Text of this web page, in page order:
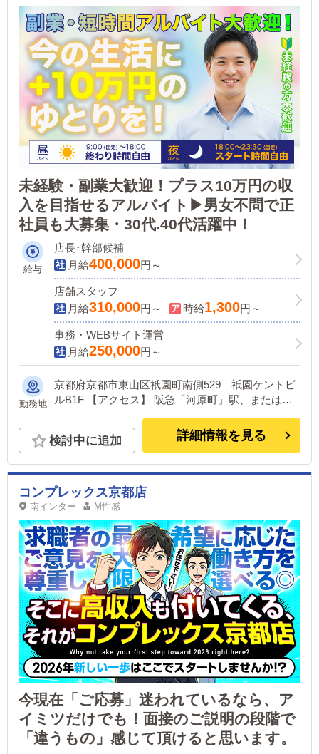
未経験・副業大歓迎！プラス10万円の収
入を目指せるアルバイト▶男女不問で正
社員も大募集・30代.40代活躍中！
給与
店長･幹部候補
月給400,000円～
店舗スタッフ
月給310,000円～ 時給1,300円～
事務・WEBサイト運営
月給250,000円～
勤務地
京都府京都市東山区祇園町南側529 祇園ケントビ
ルB1F 【アクセス】 阪急「河原町」駅、または京
検討中に追加 詳細情報を見る
コンプレックス京都店
南インター M性感
今現在「ご応募」迷われているなら、ア
イミツだけでも！面接のご説明の段階で
「違うもの」感じて頂けると思います。